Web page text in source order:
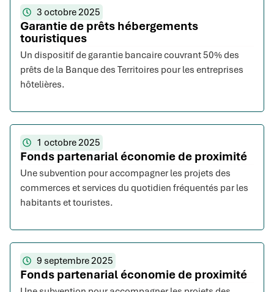
3 octobre 2025
Garantie de prêts hébergements
touristiques
Un dispositif de garantie bancaire couvrant 50% des
prêts de la Banque des Territoires pour les entreprises
hôtelières.
1 octobre 2025
Fonds partenarial économie de proximité
Une subvention pour accompagner les projets des
commerces et services du quotidien fréquentés par les
habitants et touristes.
9 septembre 2025
Fonds partenarial économie de proximité